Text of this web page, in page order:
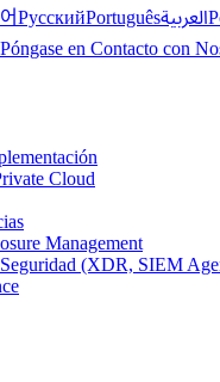
РусскийPortuguêsالعربية
Póngase en Contacto con
Cloud
Management
Seguridad (XDR, SIEM